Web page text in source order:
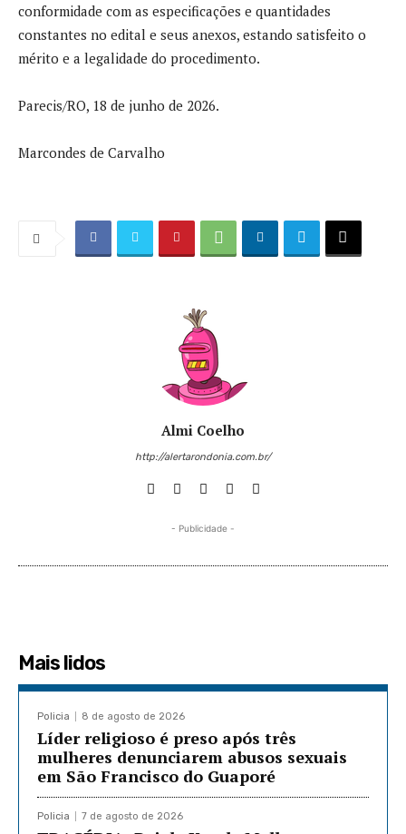
conformidade com as especificações e quantidades
constantes no edital e seus anexos, estando satisfeito o
mérito e a legalidade do procedimento.
Parecis/RO, 18 de junho de 2026.
Marcondes de Carvalho
Almi Coelho
http://alertarondonia.com.br/
- Publicidade -
Mais lidos
Policia 8 de agosto de 2026
Líder religioso é preso após três
mulheres denunciarem abusos sexuais
em São Francisco do Guaporé
Policia 7 de agosto de 2026